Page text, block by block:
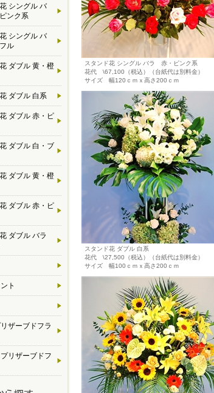
スタンド花 シングル バラ 赤・ピンク系
花代 \67,100（税込）（台紙代は別料金）
サイズ 幅120ｃｍｘ高さ200ｃｍ
スタンド花 ダブル 白系
花代 \27,500（税込）（台紙代は別料金）
サイズ 幅100ｃｍｘ高さ200ｃｍ
シングル バ
ンク系
シングル バ
ル
ダブル 黄・橙
ダブル 白系
ダブル 赤・ピ
ダブル 白・ブ
ダブル 黄・橙
ダブル 赤・ピ
ダブル バラ
ト
ザーブドフラ
リザーブドフ